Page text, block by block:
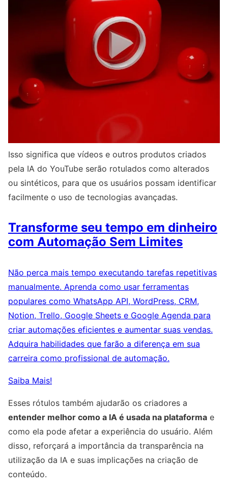
Isso significa que vídeos e outros produtos criados
pela IA do YouTube serão rotulados como alterados
ou sintéticos, para que os usuários possam identificar
facilmente o uso de tecnologias avançadas.
Transforme seu tempo em dinheiro
com Automação Sem Limites
Não perca mais tempo executando tarefas repetitivas
manualmente. Aprenda como usar ferramentas
populares como WhatsApp API, WordPress, CRM,
Notion, Trello, Google Sheets e Google Agenda para
criar automações eficientes e aumentar suas vendas.
Adquira habilidades que farão a diferença em sua
carreira como profissional de automação.
Saiba Mais!
Esses rótulos também ajudarão os criadores a
entender melhor como a IA é usada na plataforma e
como ela pode afetar a experiência do usuário. Além
disso, reforçará a importância da transparência na
utilização da IA e suas implicações na criação de
conteúdo.